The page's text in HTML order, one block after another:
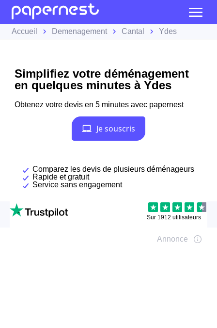
Accueil Demenagement Cantal Ydes